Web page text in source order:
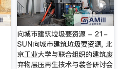
向城市建筑垃圾要资源 - 21-
SUN向城市建筑垃圾要资源, 北
京工业大学与联合组织的建筑废
弃物层压再生技术与装备研讨会